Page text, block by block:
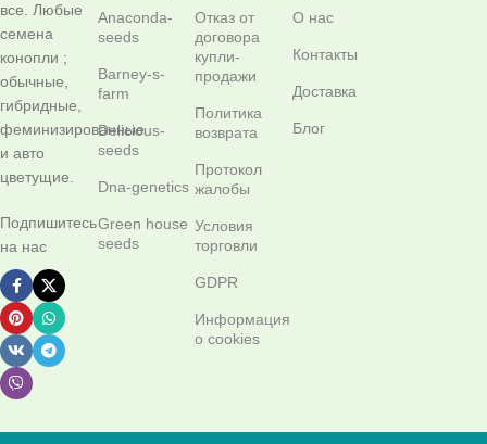
все. Любые
семена
конопли ;
обычные,
гибридные,
феминизированные
и авто
цветущие.
Подпишитесь
на нас
Anaconda-
seeds
Barney-s-
farm
Delicious-
seeds
Dna-genetics
Green house
seeds
Отказ от
договора
купли-
продажи
Политика
возврата
Протокол
жалобы
Условия
торговли
GDPR
Информация
о cookies
О нас
Контакты
Доставка
Блог